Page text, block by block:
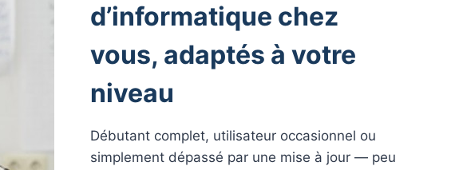
d’informatique chez
vous, adaptés à votre
niveau
Débutant complet, utilisateur occasionnel ou
simplement dépassé par une mise à jour — peu